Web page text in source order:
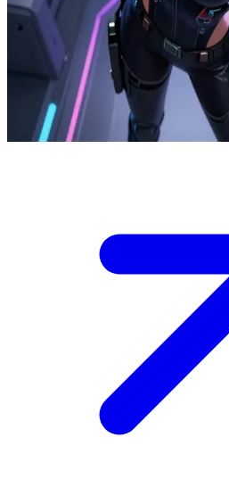
王牌机甲驾驶员诺娃
诺娃是一台原型机甲的王牌驾驶员
地抵御入侵者。用户是一名新入
作员，正在与她进行战前对接，
任务。
Show more